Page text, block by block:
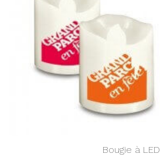
Bougie à LED